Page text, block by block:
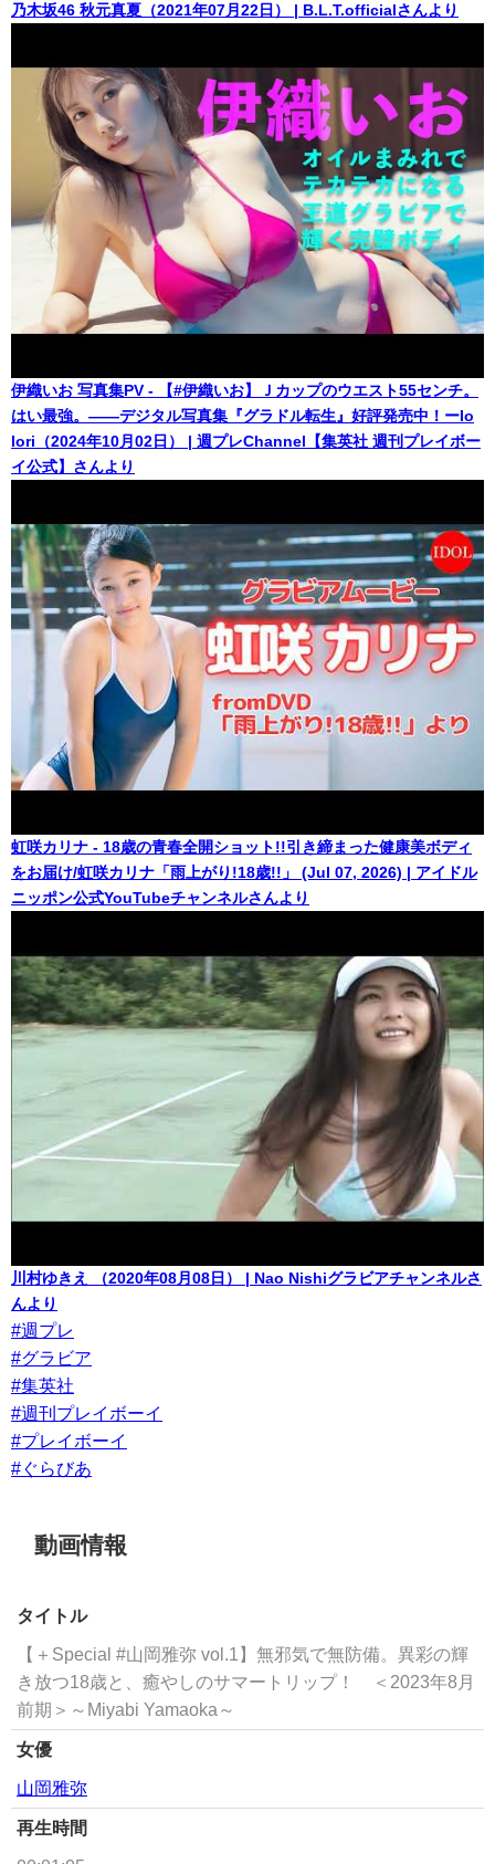
乃木坂46 秋元真夏（2021年07月22日） | B.L.T.officialさんより
伊織いお 写真集PV - 【#伊織いお】Ｊカップのウエスト55センチ。
はい最強。――デジタル写真集『グラドル転生』好評発売中！ーIo
Iori（2024年10月02日） | 週プレChannel【集英社 週刊プレイボー
イ公式】さんより
虹咲カリナ - 18歳の青春全開ショット!!引き締まった健康美ボディ
をお届け/虹咲カリナ「雨上がり!18歳!!」 (Jul 07, 2026) | アイドル
ニッポン公式YouTubeチャンネルさんより
川村ゆきえ （2020年08月08日） | Nao Nishiグラビアチャンネルさ
んより
#週プレ
#グラビア
#集英社
#週刊プレイボーイ
#プレイボーイ
#ぐらびあ
動画情報
タイトル
【＋Special #山岡雅弥 vol.1】無邪気で無防備。異彩の輝
き放つ18歳と、癒やしのサマートリップ！ ＜2023年8月
前期＞～Miyabi Yamaoka～
女優
山岡雅弥
再生時間